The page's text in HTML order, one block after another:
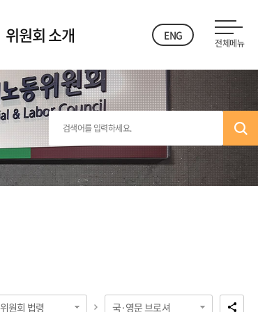
위원회 소개 ENG
전체메뉴
위원회 법령 국·영문 브로셔